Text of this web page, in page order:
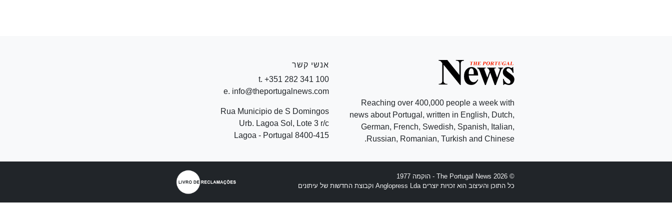
Reaching over 400,000 people a week with
news about Portugal, written in English, Dutch,
German, French, Swedish, Spanish, Italian,
Russian, Romanian, Turkish and Chinese.
אנשי קשר
t. +351 282 341 100
e. info@theportugalnews.com
Rua Municipio de S Domingos
Urb. Lagoa Sol, Lote 3 r/c
8400-415 Lagoa - Portugal
© 2026 The Portugal News - הוקמה 1977
כל התוכן והעיצוב הוא זכויות יוצרים Anglopress Lda וקבוצת החדשות של עיתונים